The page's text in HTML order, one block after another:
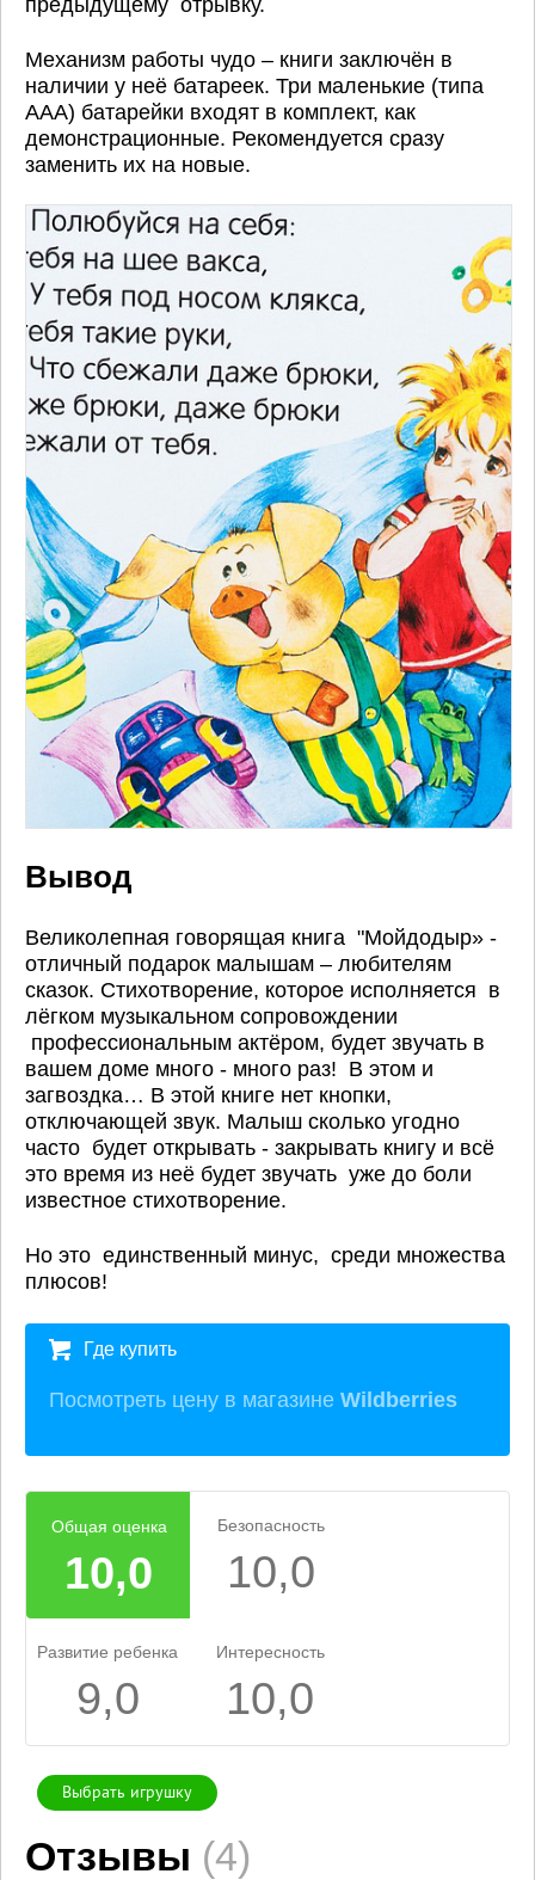
предыдущему отрывку.
Механизм работы чудо – книги заключён в
наличии у неё батареек. Три маленькие (типа
ААА) батарейки входят в комплект, как
демонстрационные. Рекомендуется сразу
заменить их на новые.
Вывод
Великолепная говорящая книга "Мойдодыр» -
отличный подарок малышам – любителям
сказок. Стихотворение, которое исполняется в
лёгком музыкальном сопровождении
профессиональным актёром, будет звучать в
вашем доме много - много раз! В этом и
загвоздка… В этой книге нет кнопки,
отключающей звук. Малыш сколько угодно
часто будет открывать - закрывать книгу и всё
это время из неё будет звучать уже до боли
известное стихотворение.
Но это единственный минус, среди множества
плюсов!
Где купить
Посмотреть цену в магазине Wildberries
Общая оценка
10,0
Безопасность
10,0
Развитие ребенка
9,0
Интересность
10,0
Выбрать игрушку
Отзывы (4)